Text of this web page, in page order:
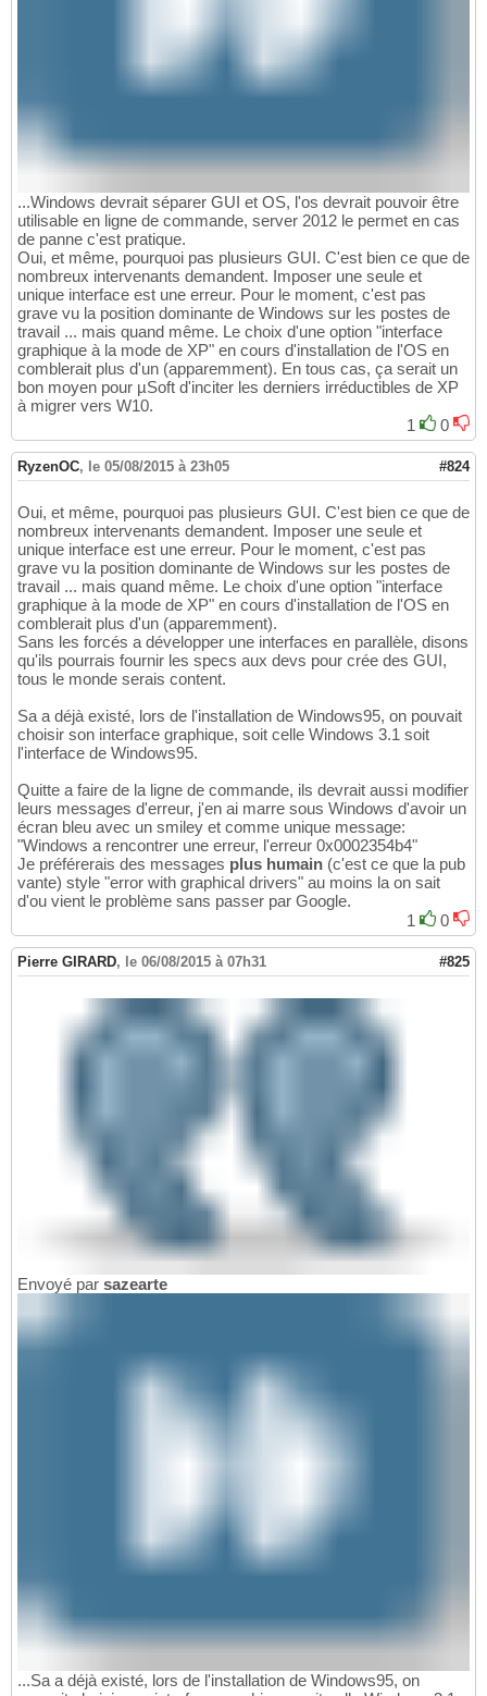
...Windows devrait séparer GUI et OS, l'os devrait pouvoir être
utilisable en ligne de commande, server 2012 le permet en cas
de panne c'est pratique.
Oui, et même, pourquoi pas plusieurs GUI. C'est bien ce que de
nombreux intervenants demandent. Imposer une seule et
unique interface est une erreur. Pour le moment, c'est pas
grave vu la position dominante de Windows sur les postes de
travail ... mais quand même. Le choix d'une option "interface
graphique à la mode de XP" en cours d'installation de l'OS en
comblerait plus d'un (apparemment). En tous cas, ça serait un
bon moyen pour µSoft d'inciter les derniers irréductibles de XP
à migrer vers W10.
1
0
RyzenOC, le 05/08/2015 à 23h05 #824
Oui, et même, pourquoi pas plusieurs GUI. C'est bien ce que de
nombreux intervenants demandent. Imposer une seule et
unique interface est une erreur. Pour le moment, c'est pas
grave vu la position dominante de Windows sur les postes de
travail ... mais quand même. Le choix d'une option "interface
graphique à la mode de XP" en cours d'installation de l'OS en
comblerait plus d'un (apparemment).
Sans les forcés a développer une interfaces en parallèle, disons
qu'ils pourrais fournir les specs aux devs pour crée des GUI,
tous le monde serais content.
Sa a déjà existé, lors de l'installation de Windows95, on pouvait
choisir son interface graphique, soit celle Windows 3.1 soit
l'interface de Windows95.
Quitte a faire de la ligne de commande, ils devrait aussi modifier
leurs messages d'erreur, j'en ai marre sous Windows d'avoir un
écran bleu avec un smiley et comme unique message:
"Windows a rencontrer une erreur, l'erreur 0x0002354b4"
Je préférerais des messages plus humain (c'est ce que la pub
vante) style "error with graphical drivers" au moins la on sait
d'ou vient le problème sans passer par Google.
1
0
Pierre GIRARD, le 06/08/2015 à 07h31 #825
Envoyé par sazearte
...Sa a déjà existé, lors de l'installation de Windows95, on